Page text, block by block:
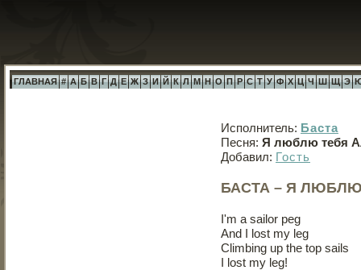
ГЛАВНАЯ # А Б В Г Д Е Ж З И Й К Л М Н О П Р С Т У Ф Х Ц Ч Ш Щ Э
Исполнитель: Баста
Песня: Я люблю тебя
Добавил: Гость
БАСТА – Я
I'm a sailor peg
And I lost my leg
Climbing up the top sails
I lost my leg!